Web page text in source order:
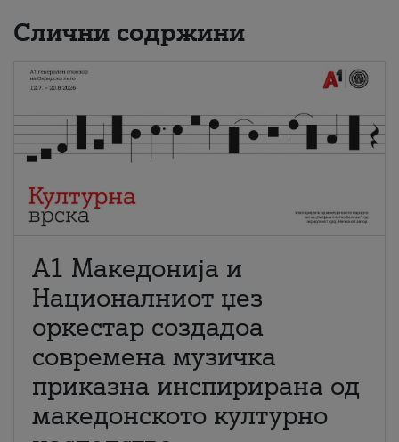
Слични содржини
А1 Македонија и
Националниот џез
оркестар создадоа
современа музичка
приказна инспирирана од
македонското културно